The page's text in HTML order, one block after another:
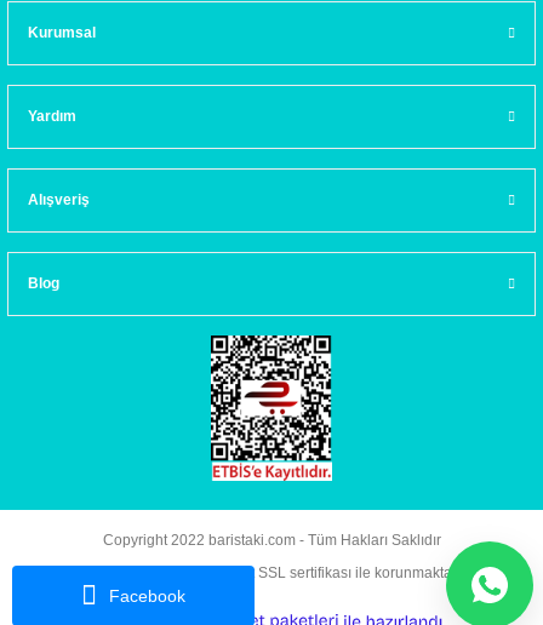
Facebook
Kurumsal
Yardım
Alışveriş
Blog
Copyright 2022 baristaki.com - Tüm Hakları Saklıdır
Kredi kartı bilgileriniz 256bit SSL sertifikası ile korunmaktadır.
e- ile